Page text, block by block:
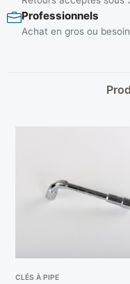
Professionnels
Achat en gros ou
CLÉS À PIPE